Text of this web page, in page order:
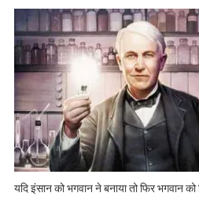
यदि इंसान को भगवान ने बनाया तो फिर भगवान